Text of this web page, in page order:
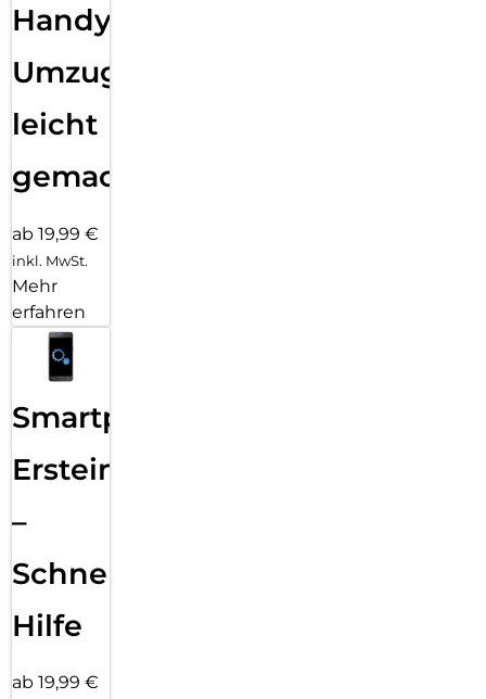
Handy
Umzug
leicht
gemacht!
ab 19,99 €
inkl. MwSt.
Mehr
erfahren
Smartphone
Ersteinrichtung
–
Schnelle
Hilfe
ab 19,99 €